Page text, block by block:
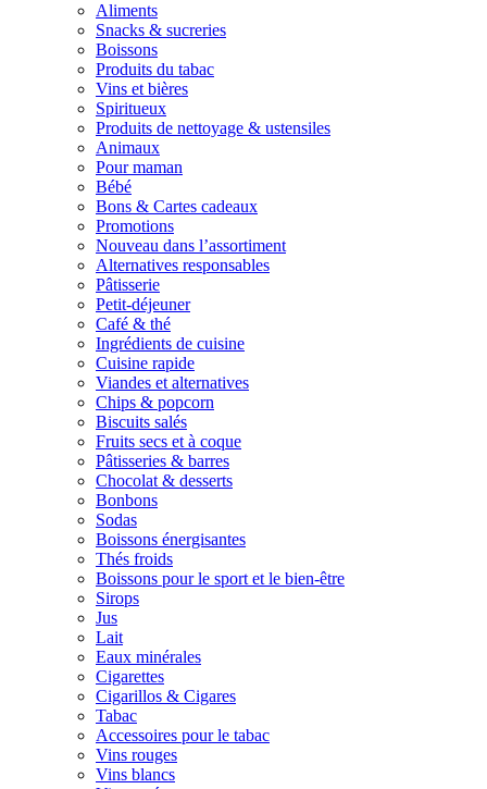
Aliments
Snacks & sucreries
Boissons
Produits du tabac
Vins et bières
Spiritueux
Produits de nettoyage & ustensiles
Animaux
Pour maman
Bébé
Bons & Cartes cadeaux
Promotions
Nouveau dans l’assortiment
Alternatives responsables
Pâtisserie
Petit-déjeuner
Café & thé
Ingrédients de cuisine
Cuisine rapide
Viandes et alternatives
Chips & popcorn
Biscuits salés
Fruits secs et à coque
Pâtisseries & barres
Chocolat & desserts
Bonbons
Sodas
Boissons énergisantes
Thés froids
Boissons pour le sport et le bien-être
Sirops
Jus
Lait
Eaux minérales
Cigarettes
Cigarillos & Cigares
Tabac
Accessoires pour le tabac
Vins rouges
Vins blancs